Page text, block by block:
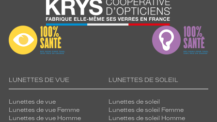
LUNETTES DE VUE
Lunettes de vue
Lunettes de vue Femme
Lunettes de vue Homme
LUNETTES DE SOLEIL
Lunettes de soleil
Lunettes de soleil Femme
Lunettes de soleil Homme